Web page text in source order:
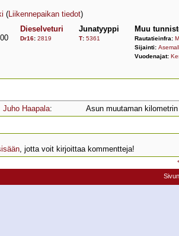
(Liikennepaikan tiedot)
Dieselveturi
Dr16: 2819
Junatyyppi
T: 5361
Muu
Rautatieinfra:
Sijainti:
Vuodenajat:
Juho Haapala: Asun muutaman
, jotta voit kirjoittaa kommentteja!